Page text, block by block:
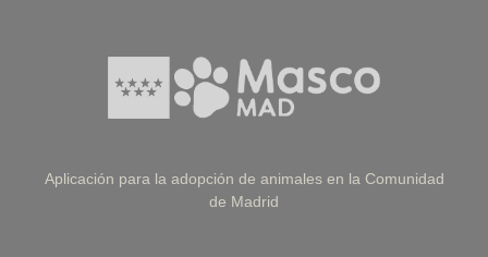
Aplicación para la adopción de animales en la Comunidad
de Madrid